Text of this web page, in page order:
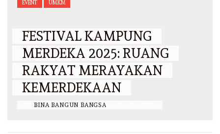
EVENT UMKM
FESTIVAL KAMPUNG
MERDEKA 2025: RUANG
RAKYAT MERAYAKAN
KEMERDEKAAN
BINA BANGUN BANGSA